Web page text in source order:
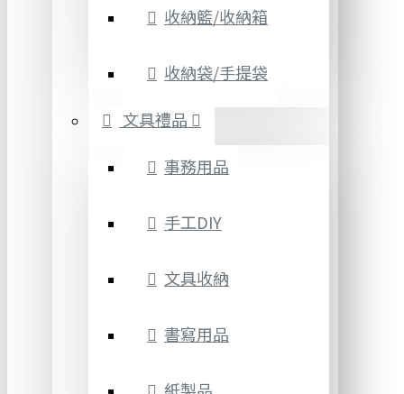
收納籃/收納箱
收納袋/手提袋
文具禮品
事務用品
手工DIY
文具收納
書寫用品